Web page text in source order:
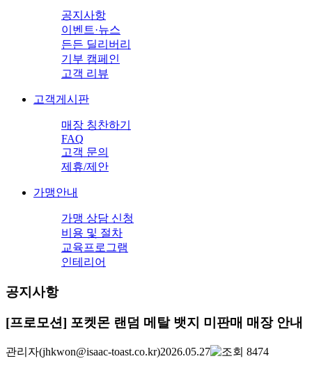
공지사항
이벤트·뉴스
든든 딜리버리
기부 캠페인
고객 리뷰
고객게시판
매장 칭찬하기
FAQ
고객 문의
제휴/제안
가맹안내
가맹 상담 신청
비용 및 절차
교육프로그램
인테리어
공지사항
[프로모션] 포켓몬 랜덤 메탈 뱃지 미판매 매장 안내
관리자(jhkwon@isaac-toast.co.kr)2026.05.27 8474